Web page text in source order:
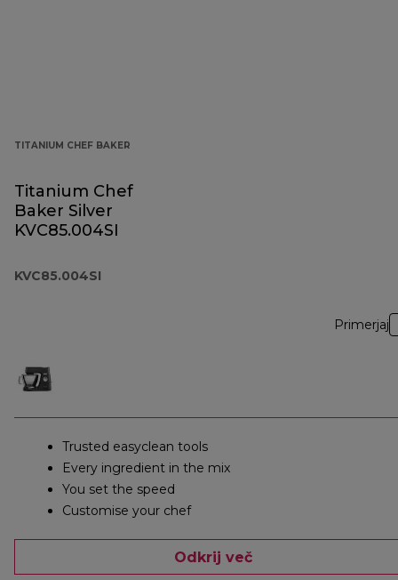
TITANIUM CHEF BAKER
Titanium Chef
Baker Silver
KVC85.004SI
KVC85.004SI
Primerjaj
Trusted easyclean tools
Every ingredient in the mix
You set the speed
Customise your chef
Odkrij več